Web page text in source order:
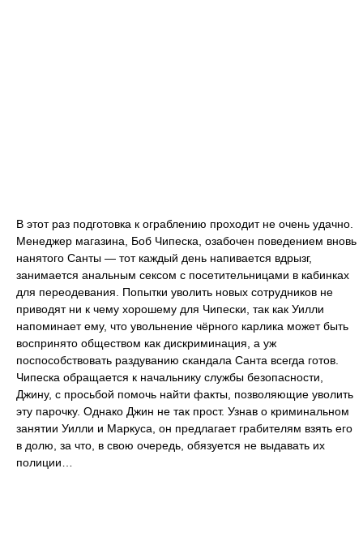
В этот раз подготовка к ограблению проходит не очень удачно.
Менеджер магазина, Боб Чипеска, озабочен поведением вновь
нанятого Санты — тот каждый день напивается вдрызг,
занимается анальным сексом с посетительницами в кабинках
для переодевания. Попытки уволить новых сотрудников не
приводят ни к чему хорошему для Чипески, так как Уилли
напоминает ему, что увольнение чёрного карлика может быть
воспринято обществом как дискриминация, а уж
поспособствовать раздуванию скандала Санта всегда готов.
Чипеска обращается к начальнику службы безопасности,
Джину, с просьбой помочь найти факты, позволяющие уволить
эту парочку. Однако Джин не так прост. Узнав о криминальном
занятии Уилли и Маркуса, он предлагает грабителям взять его
в долю, за что, в свою очередь, обязуется не выдавать их
полиции…